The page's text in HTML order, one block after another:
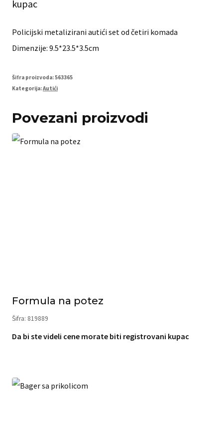
kupac
Policijski metalizirani autići set od četiri komada
Dimenzije: 9.5*23.5*3.5cm
Šifra proizvoda:563365
Kategorija:Autići
Povezani proizvodi
Formula na potez
Šifra: 819889
Da bi ste videli cene morate biti registrovani kupac